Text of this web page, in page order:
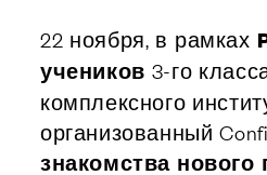
22 ноября, в рамках
учеников 3-го
комплексного
организованный
знакомства нового